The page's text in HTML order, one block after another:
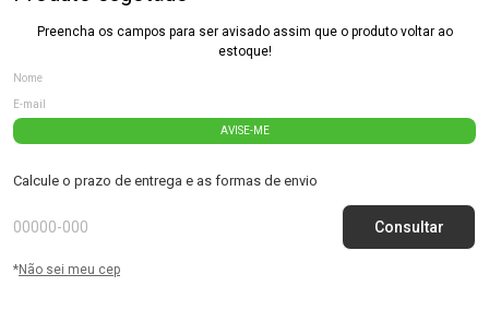
Preencha os campos para ser avisado assim que o produto voltar ao
estoque!
AVISE-ME
Calcule o prazo de entrega e as formas de envio
*Não sei meu cep